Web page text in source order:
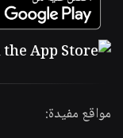
مواقع مفيدة: